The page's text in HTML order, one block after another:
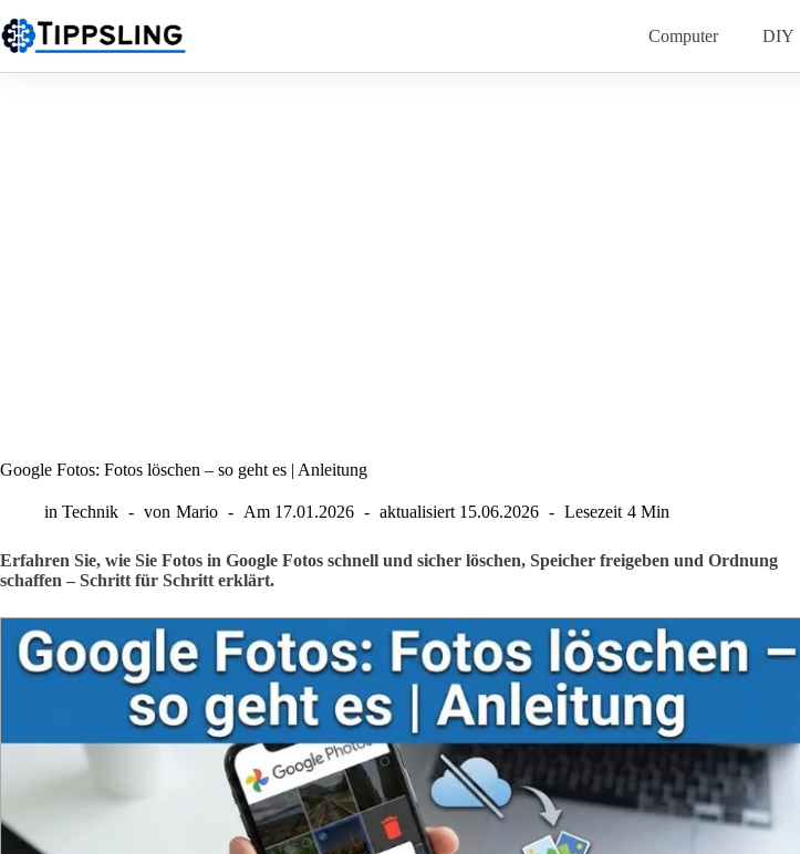
Inhalt
springen
Computer DIY
Google Fotos: Fotos löschen – so geht es | Anleitung
in Technik von Mario Am 17.01.2026 aktualisiert 15.06.2026 Lesezeit 4 Min
Erfahren Sie, wie Sie Fotos in Google Fotos schnell und sicher löschen, Speicher freigeben und Ordnung
schaffen – Schritt für Schritt erklärt.